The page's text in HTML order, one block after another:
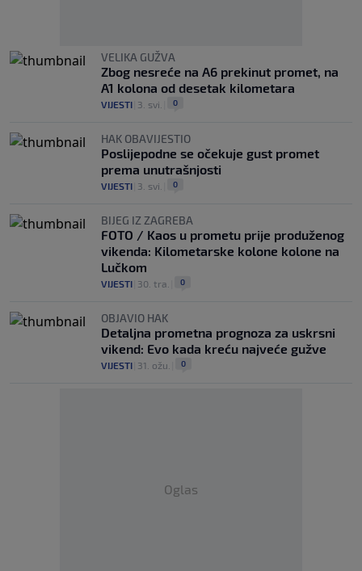
VELIKA GUŽVA
Zbog nesreće na A6 prekinut promet, na
A1 kolona od desetak kilometara
VIJESTI 3. svi. 0
HAK OBAVIJESTIO
Poslijepodne se očekuje gust promet
prema unutrašnjosti
VIJESTI 3. svi. 0
BIJEG IZ ZAGREBA
FOTO / Kaos u prometu prije produženog
vikenda: Kilometarske kolone kolone na
Lučkom
VIJESTI 30. tra. 0
OBJAVIO HAK
Detaljna prometna prognoza za uskrsni
vikend: Evo kada kreću najveće gužve
VIJESTI 31. ožu. 0
Oglas